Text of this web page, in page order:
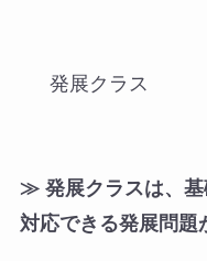
発展クラス
≫ 発展クラスは、基
対応できる発展問題